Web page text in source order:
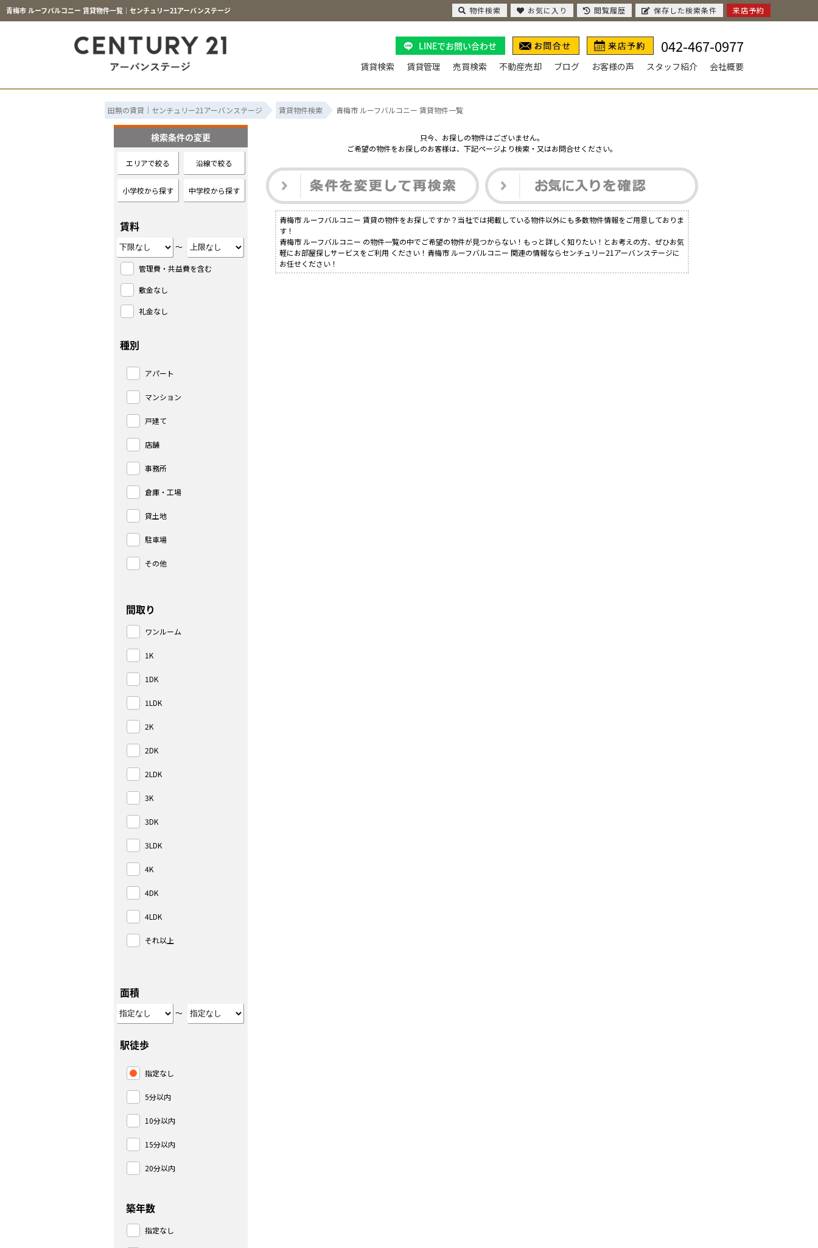
青梅市 ルーフバルコニー 賃貸物件一覧｜センチュリー21アーバンステージ
LINEでお問い合わせ 042-467-0977
賃貸検索 賃貸管理 売買検索 不動産売却 ブログ お客様の声 スタッフ紹介 会社概要
田無の賃貸｜センチュリー21アーバンステージ 賃貸物件検索 青梅市 ルーフバルコニー 賃貸物件一覧
只今、お探しの物件はございません。
ご希望の物件をお探しのお客様は、下記ページより検索・又はお問合せください。
青梅市 ルーフバルコニー 賃貸の物件をお探しですか？当社では掲載している物件以外にも多数物件情報をご用意しておりま
す！
青梅市 ルーフバルコニー の物件一覧の中でご希望の物件が見つからない！もっと詳しく知りたい！とお考えの方、ぜひお気
軽にお部屋探しサービスをご利用 ください！青梅市 ルーフバルコニー 関連の情報ならセンチュリー21アーバンステージに
お任せください！
検索条件の変更
エリアで絞る 沿線で絞る
小学校から探す 中学校から探す
賃料
～
管理費・共益費を含む
敷金なし
礼金なし
種別
アパート
マンション
戸建て
店舗
事務所
倉庫・工場
貸土地
駐車場
その他
間取り
ワンルーム
1K
1DK
1LDK
2K
2DK
2LDK
3K
3DK
3LDK
4K
4DK
4LDK
それ以上
面積
～
駅徒歩
指定なし
5分以内
10分以内
15分以内
20分以内
築年数
指定なし
物件検索 お気に入り 閲覧履歴 保存した検索条件 来店予約